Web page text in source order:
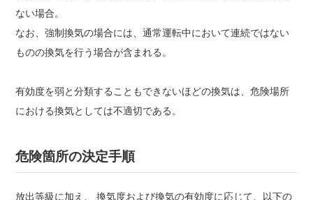
ない場合。
なお、強制換気の場合には、通常運転中において連続ではない
ものの換気を行う場合が含まれる。
有効度を弱と分類することもできないほどの換気は、危険場所
における換気としては不適切である。
危険箇所の決定手順
放出等級に加え、 換気度および換気の有効度に応じて、以下の